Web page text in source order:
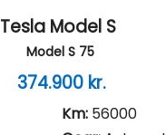
Tesla Model S
Model S 75
374.900 kr.
Km: 56000